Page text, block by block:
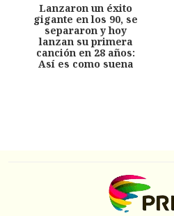
Lanzaron un éxito
gigante en los 90, se
separaron y hoy
lanzan su primera
canción en 28 años:
Así es como suena